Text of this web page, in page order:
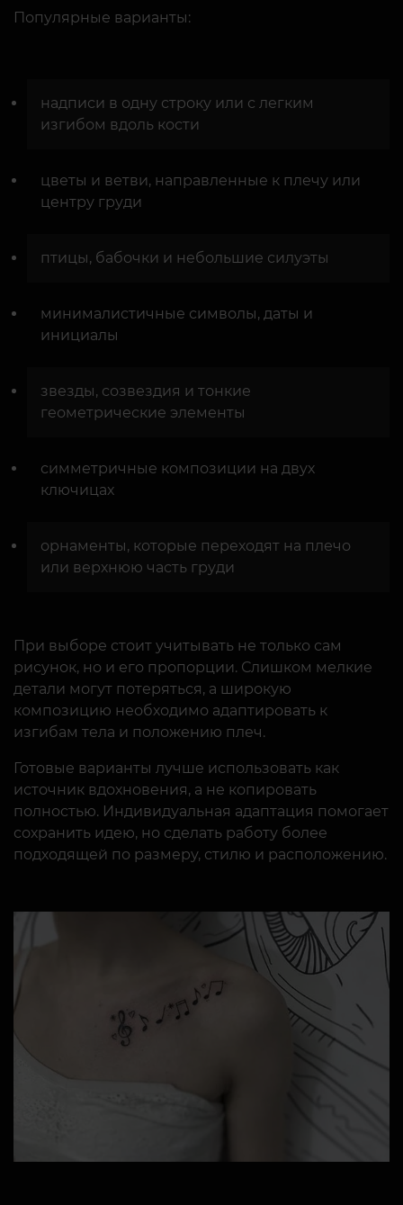
Популярные варианты:
надписи в одну строку или с легким
изгибом вдоль кости
цветы и ветви, направленные к плечу или
центру груди
птицы, бабочки и небольшие силуэты
минималистичные символы, даты и
инициалы
звезды, созвездия и тонкие
геометрические элементы
симметричные композиции на двух
ключицах
орнаменты, которые переходят на плечо
или верхнюю часть груди
При выборе стоит учитывать не только сам
рисунок, но и его пропорции. Слишком мелкие
детали могут потеряться, а широкую
композицию необходимо адаптировать к
изгибам тела и положению плеч.
Готовые варианты лучше использовать как
источник вдохновения, а не копировать
полностью. Индивидуальная адаптация помогает
сохранить идею, но сделать работу более
подходящей по размеру, стилю и расположению.